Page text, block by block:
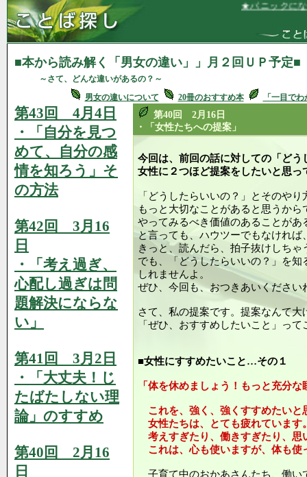
★パニックになっても、
■本から読み解く「男女の違い」」月２回ＵＰ予定■
～さて、どんな違いがあるの？～
男女の違いについて
20冊のおすすめ本 「一目で
第43回 4月4日
・「自分を見つ
めて、自分の感
情を知ろう」そ
の方法
第42回 3月16
日
・「考え過ぎ、
心配し過ぎは問
題解決にならな
い」
第41回 3月2日
・「大丈夫！じ
たばたしない理
論」のすすめ
第40回 2月16
日
第40回 2月16日
・「女性たちへの提案」
今回は、前回の話に対しての「ど
女性に２つほど提案をしたいと思っ
「どうしたらいいの？」とそのや
もっと大切なことがあると思うから
やってみるべき価値のあることがあ
と言っても、ハウツーでもなけれ
きっと、読んだら、拍子抜けしち
でも、「どうしたらいいの？」を
しれませんよ。
ぜひ、今回も、おつきあいください
さて、私の提案です。提案なんて
「ぜひ、おすすめしたいこと」って
■女性にすすめたいこと…その１
「体を休めましょう！もっと充分
これを、強く、強くすすめたいと
女性たちは、とても疲れています
考えすぎたり、働きすぎたり、
これは、心も使いますが、体も使
子育て中のおかあさんたち、働い